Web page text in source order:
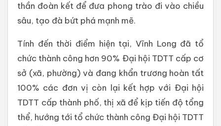
thần đoàn kết để đưa phong trào đi vào chiều
sâu, tạo đà bứt phá mạnh mẽ.
Tính đến thời điểm hiện tại, Vĩnh Long đã tổ
chức thành công hơn 90% Đại hội TDTT cấp cơ
sở (xã, phường) và đang khẩn trương hoàn tất
100% các đơn vị còn lại kết hợp với Đại hội
TDTT cấp thành phố, thị xã để kịp tiến độ tổng
thể, hướng tới tổ chức thành công Đại hội TDTT